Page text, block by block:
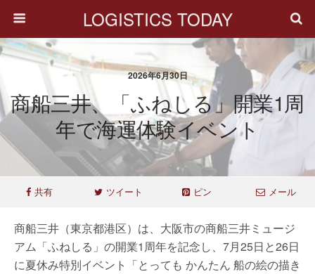
LOGISTICS TODAY
2026年6月30日
商船三井、「ふねしる」開業1周
年で海運体験イベント
共有 ツイート ピン メール
商船三井（東京都港区）は、大阪市の商船三井ミュージ
アム「ふねしる」の開業1周年を記念し、7月25日と26日
に夏休み特別イベント「とっても かんたん 船の絵の描き